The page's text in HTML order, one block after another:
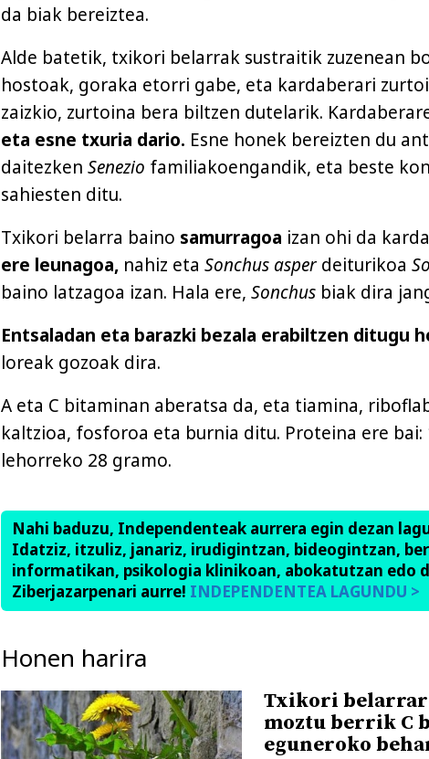
da biak bereiztea.
Alde batetik, txikori belarrak sustraitik zuzenean
hostoak, goraka etorri gabe, eta kardaberari
zaizkio, zurtoina bera biltzen dutelarik.
eta esne txuria dario. Esne honek bereizten du
daitezken Senezio familiakoengandik, eta beste
sahiesten ditu.
Txikori belarra baino samurragoa izan ohi da
ere leunagoa, nahiz eta Sonchus asper deiturikoa
baino latzagoa izan. Hala ere, Sonchus biak dira
Entsaladan eta barazki bezala erabiltzen ditugu
loreak gozoak dira.
A eta C bitaminan aberatsa da, eta tiamina,
kaltzioa, fosforoa eta burnia ditu. Proteina ere
lehorreko 28 gramo.
Nahi baduzu, Independenteak aurrera egin dezan
Idatziz, itzuliz, janariz, irudigintzan, bideogintzan,
informatikan, psikologia klinikoan, abokatutzan edo
Ziberjazarpenari aurre! INDEPENDENTEA LAGUNDU >
Honen harira
Txikori
moztu berrik C
eguneroko